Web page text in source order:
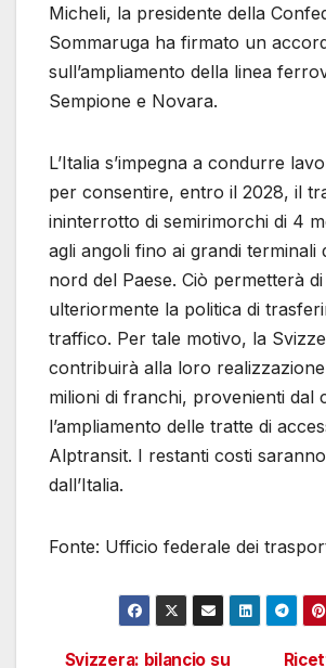
Micheli, la presidente della
Sommaruga ha firmato un
sull’ampliamento della linea
Sempione e Novara.
L’Italia s’impegna a condurre
per consentire, entro il 2028, il
ininterrotto di semirimorchi di 4
agli angoli fino ai grandi terminali
nord del Paese. Ciò permetterà
ulteriormente la politica di
traffico. Per tale motivo, la
contribuirà alla loro
milioni di franchi, provenienti dal
l’ampliamento delle tratte di
Alptransit. I restanti costi
dall’Italia.
Fonte: Ufficio federale dei
Svizzera: bilancio su